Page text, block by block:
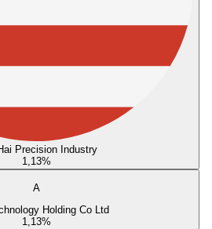
Precision Industry
1,13%
A
Holding Co Ltd
1,13%